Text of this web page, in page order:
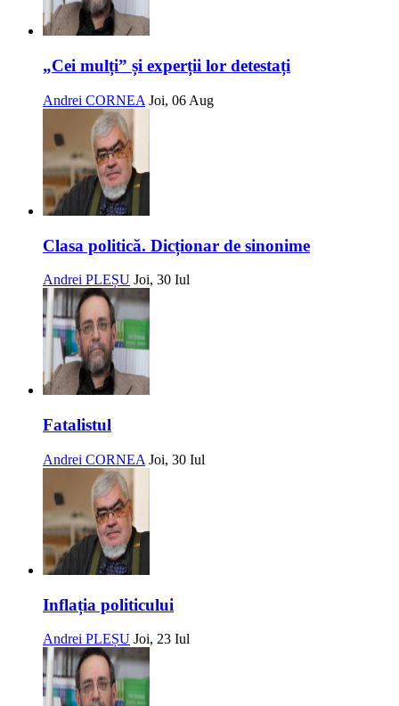
„Cei mulți” și experții lor detestați
Andrei CORNEA Joi, 06 Aug
Clasa politică. Dicționar de sinonime
Andrei PLEȘU Joi, 30 Iul
Fatalistul
Andrei CORNEA Joi, 30 Iul
Inflația politicului
Andrei PLEȘU Joi, 23 Iul